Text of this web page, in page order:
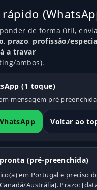
de forma útil,
, prazo, profissão/
a travar
ambos).
(1 toque)
mensagem pré-
Voltar ao
(pré-preenchida)
em Portugal e preciso
Austrália]. Prazo: